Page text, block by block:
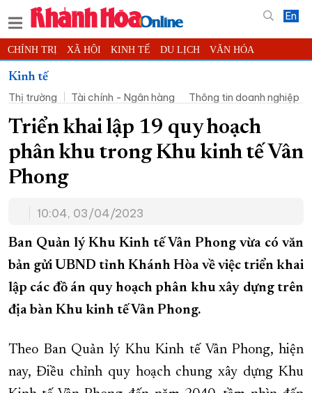
En
CHÍNH TRỊ XÃ HỘI KINH TẾ DU LỊCH VĂN HÓA
THỂ THAO
KHOA HỌC - CÔNG NGHỆ PHÁP LUẬT BẠN ĐỌC PHÓNG SỰ
THẾ GIỚI MULTIMEDIA VIDEO ĐỌC BÁO ONLINE
PODCAST THÔNG TIN - QUẢNG CÁO
QUY HOẠCH TỈNH KHÁNH HÒA
CHUNG TAY CẢI CÁCH HÀNH CHÍNH
XÂY DỰNG NÔNG THÔN MỚI LỊCH CẮT ĐIỆN
TÀU - XE - MÁY BAY
KỶ NIỆM 370 NĂM XÂY DỰNG VÀ PHÁT TRIỂN TỈNH KHÁNH HÒA
KHOẢNH KHẮC ĐẸP XỨ TRẦM
ĐẠI HỘI ĐẢNG CÁC CẤP VỀ BÁO KHÁNH HÒA
Kinh tế
Thị trường
Tài chính - Ngân hàng Thông tin doanh nghiệp
Triển khai lập 19 quy hoạch
phân khu trong Khu kinh tế Vân
Phong
10:04, 03/04/2023
Ban Quản lý Khu Kinh tế Vân Phong vừa có văn
bản gửi UBND tỉnh Khánh Hòa về việc triển khai
lập các đồ án quy hoạch phân khu xây dựng trên
địa bàn Khu kinh tế Vân Phong.
Theo Ban Quản lý Khu Kinh tế Vân Phong, hiện
nay, Điều chỉnh quy hoạch chung xây dựng Khu